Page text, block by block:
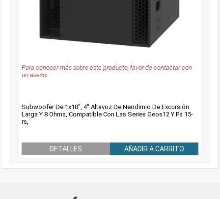
Para conocer más sobre este producto, favor de contactar con
un asesor.
Subwoofer De 1x18", 4" Altavoz De Neodimio De Excursión
Larga Y 8 Ohms, Compatible Con Las Series Geos12 Y Ps 15-
rs,
DETALLES AÑADIR A CARRITO